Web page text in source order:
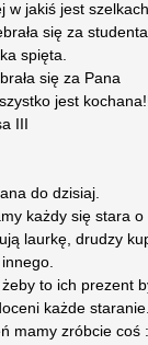
w jakiś jest
się za studenta
spięta.
się za Pana
jest
III
do dzisiaj.
każdy się stara o
laurkę, drudzy
to ich prezent
każde staranie.
mamy zróbcie coś